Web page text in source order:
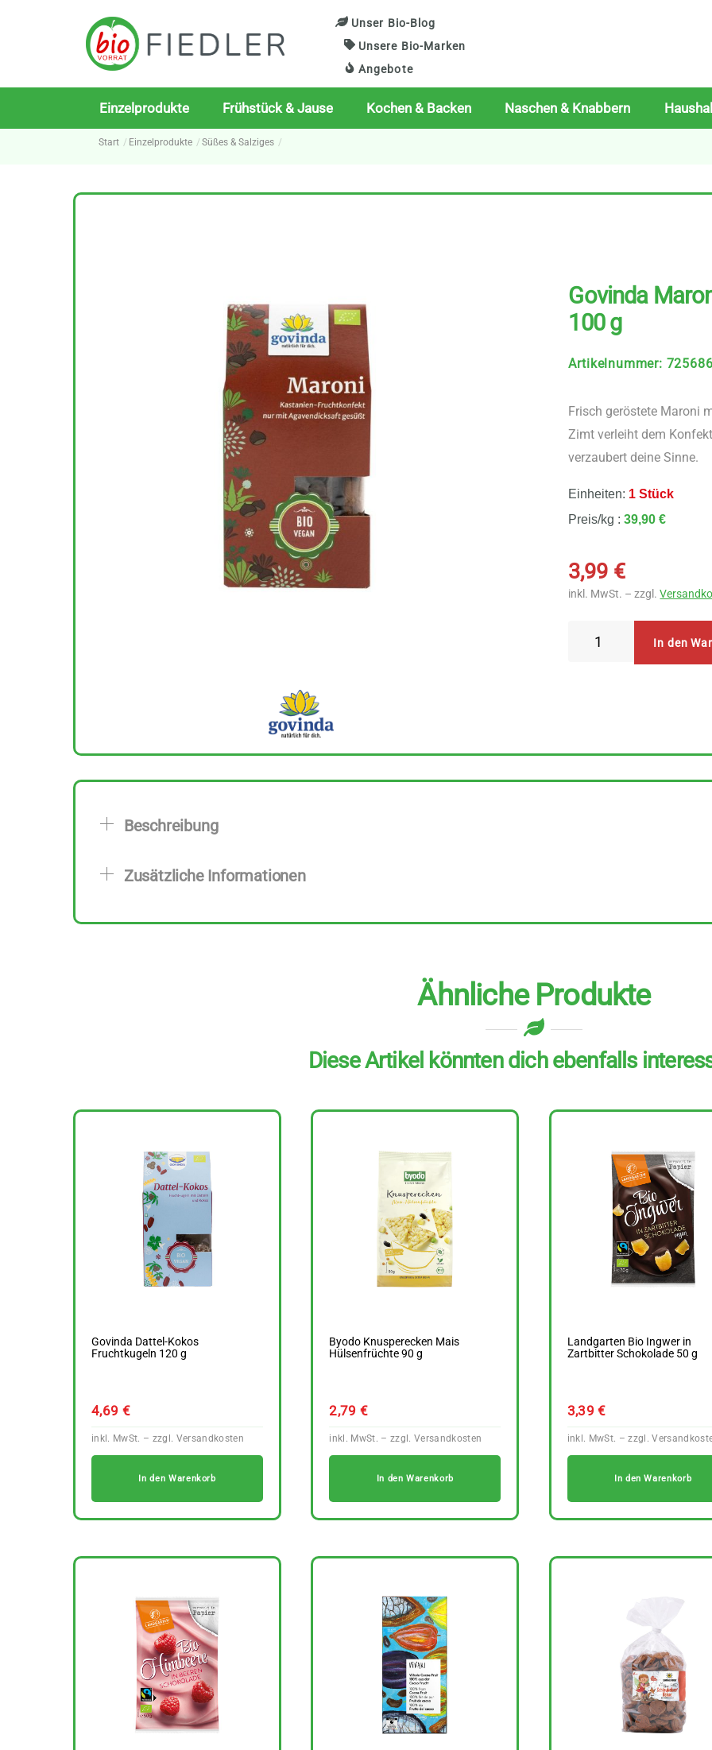
Unser Bio-Blog
Unsere Bio-Marken
Angebote
Einzelprodukte Frühstück & Jause Kochen & Backen Naschen & Knabbern
Start Einzelprodukte Süßes & Salziges
Govinda
100 g
Artikelnummer:
Frisch geröstete Maroni
Zimt verleiht dem
verzaubert deine Sinne.
Einheiten: 1 Stück
Preis/kg :39,90 €
3,99 €
inkl. MwSt. – zzgl.
In den
Beschreibung
Zusätzliche Informationen
Ähnliche Produkte
Diese Artikel könnten dich ebenfalls
Govinda Dattel-Kokos
Fruchtkugeln 120 g
4,69 €
In den Warenkorb
Byodo Knusperecken Mais
Hülsenfrüchte 90 g
2,79 €
In den Warenkorb
Landgarten Bio Ingwer in
Zartbitter Schokolade 50 g
3,39€
In den Warenkorb